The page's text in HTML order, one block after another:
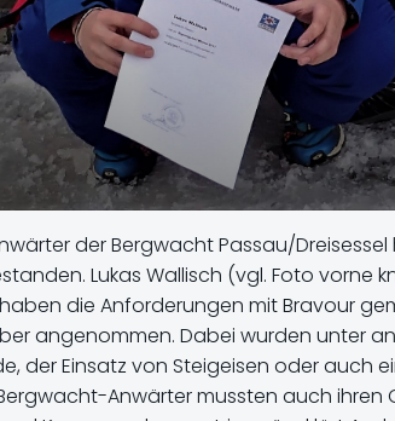
der Bergwacht Passau/
Lukas Wallisch (vgl. Foto vorne
die Anforderungen mit Bravour
angenommen. Dabei wurden unter
der Einsatz von Steigeisen oder auch
Anwärter mussten auch ihren